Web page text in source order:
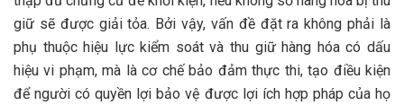
giữ sẽ được giải tỏa. Bởi vậy, vấn đề đặt ra không phải là
phụ thuộc hiệu lực kiểm soát và thu giữ hàng hóa có dấu
hiệu vi phạm, mà là cơ chế bảo đảm thực thi, tạo điều kiện
để người có quyền lợi bảo vệ được lợi ích hợp pháp của họ